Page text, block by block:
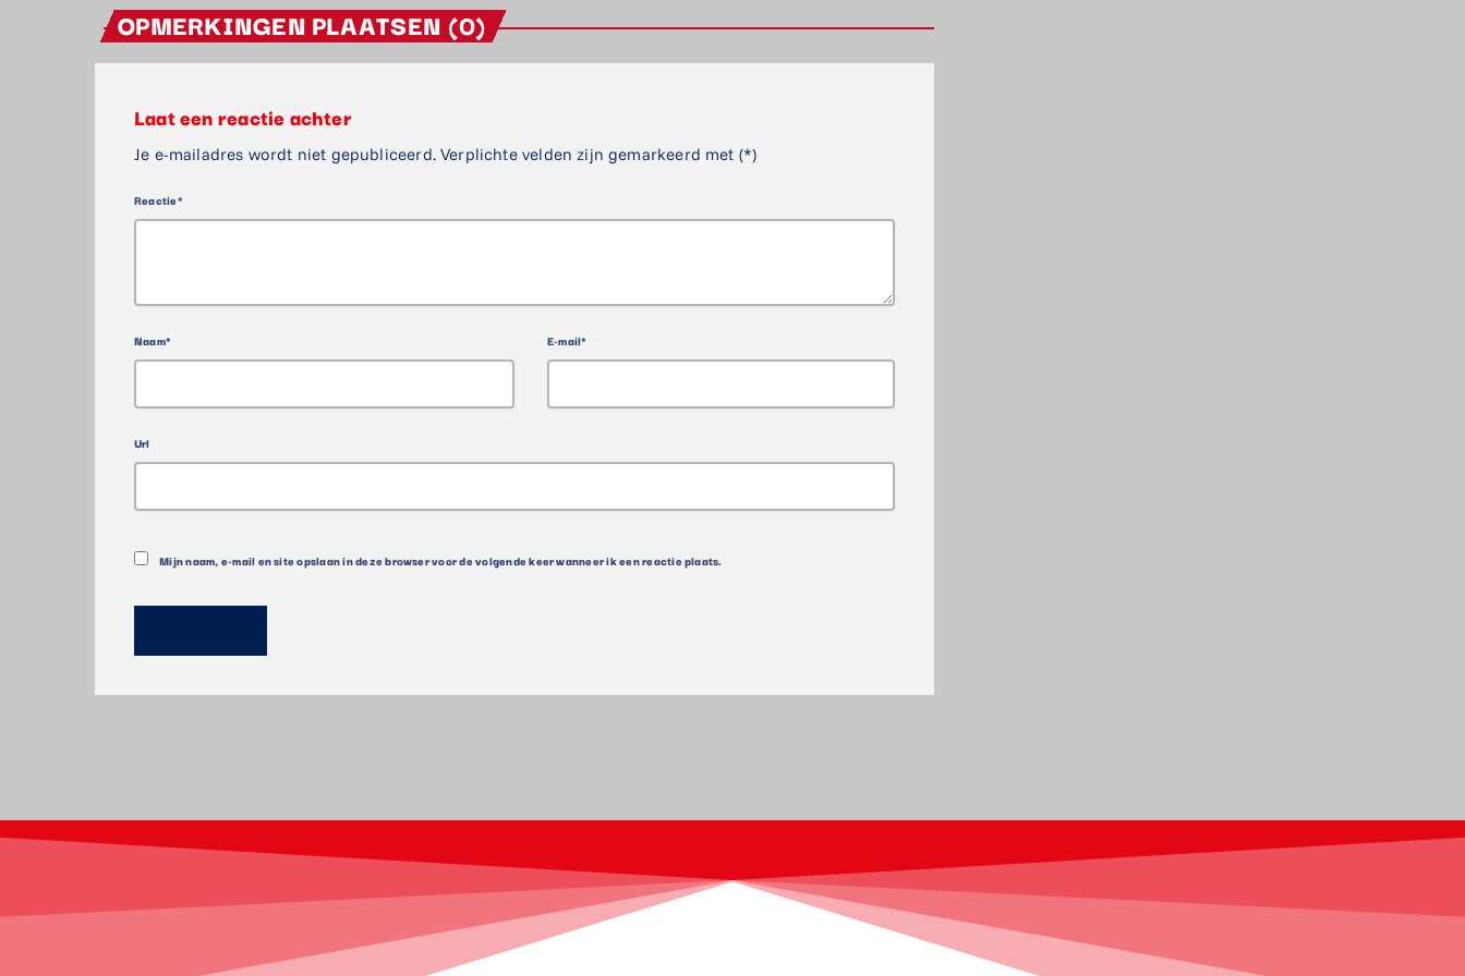
OPMERKINGEN PLAATSEN (0)
Laat een reactie achter
Je e-mailadres wordt niet gepubliceerd. Verplichte velden zijn gemarkeerd met (*)
Reactie*
Naam* E-mail*
Url
Mijn naam, e-mail en site opslaan in deze browser voor de volgende keer wanneer ik een reactie plaats.